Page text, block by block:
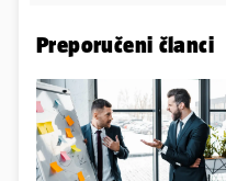
Preporučeni članci